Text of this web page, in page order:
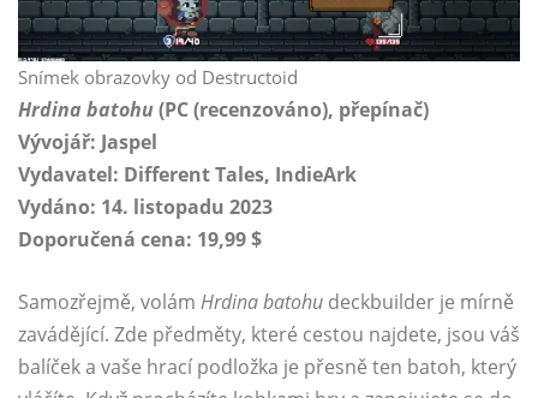
Snímek obrazovky od Destructoid
Hrdina batohu(PC (recenzováno), přepínač)
Vývojář: Jaspel
Vydavatel: Different Tales, IndieArk
Vydáno: 14. listopadu 2023
Doporučená cena: 19,99 $
Samozřejmě, volám Hrdina batohu deckbuilder je mírně
zavádějící. Zde předměty, které cestou najdete, jsou váš
balíček a vaše hrací podložka je přesně ten batoh, který